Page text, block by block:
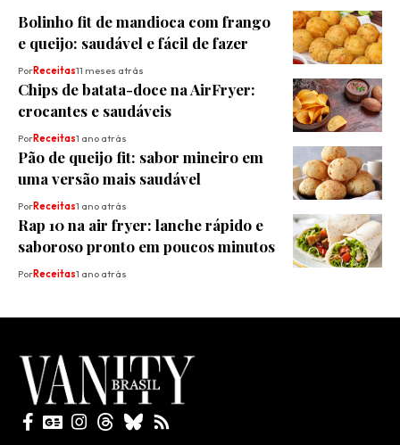
Bolinho fit de mandioca com frango
e queijo: saudável e fácil de fazer
PorReceitas11 meses atrás
Chips de batata-doce na AirFryer:
crocantes e saudáveis
PorReceitas1 ano atrás
Pão de queijo fit: sabor mineiro em
uma versão mais saudável
PorReceitas1 ano atrás
Rap 10 na air fryer: lanche rápido e
saboroso pronto em poucos minutos
PorReceitas1 ano atrás